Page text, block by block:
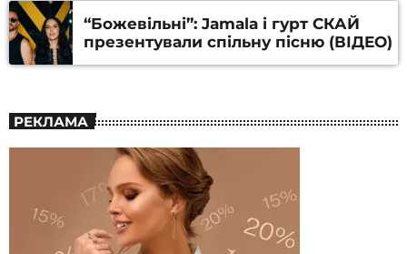
“Божевільні”: Jamala і гурт СКАЙ
презентували спільну пісню (ВІДЕО)
РЕКЛАМА